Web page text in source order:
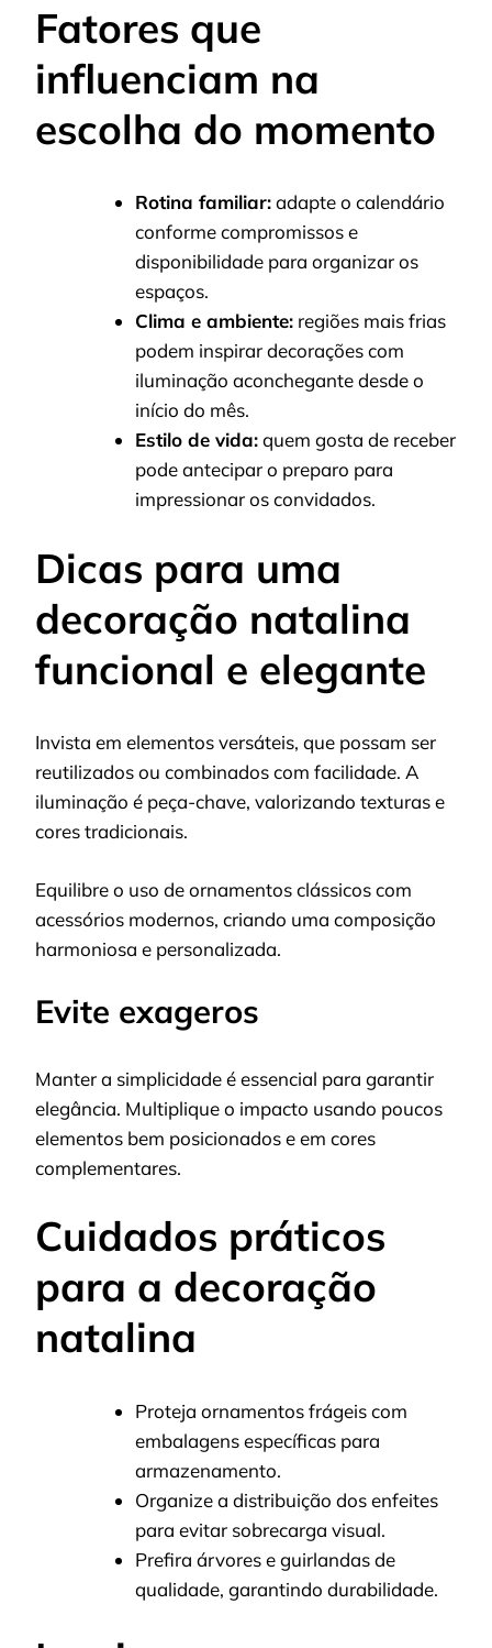
Fatores que
influenciam na
escolha do momento
Rotina familiar:adapte o calendário
conforme compromissos e
disponibilidade para organizar os
espaços.
Clima e ambiente: regiões mais frias
podem inspirar decorações com
iluminação aconchegante desde o
início do mês.
Estilo de vida:quem gosta de receber
pode antecipar o preparo para
impressionar os convidados.
Dicas para uma
decoração natalina
funcional e elegante
Invista em elementos versáteis, que possam ser
reutilizados ou combinados com facilidade. A
iluminação é peça-chave, valorizando texturas e
cores tradicionais.
Equilibre o uso de ornamentos clássicos com
acessórios modernos, criando uma composição
harmoniosa e personalizada.
Evite exageros
Manter a simplicidade é essencial para garantir
elegância. Multiplique o impacto usando poucos
elementos bem posicionados e em cores
complementares.
Cuidados práticos
para a decoração
natalina
Proteja ornamentos frágeis com
embalagens específicas para
armazenamento.
Organize a distribuição dos enfeites
para evitar sobrecarga visual.
Prefira árvores e guirlandas de
qualidade, garantindo durabilidade.